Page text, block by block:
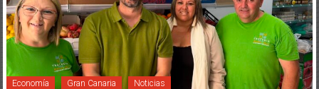
Economía Gran Canaria Noticias